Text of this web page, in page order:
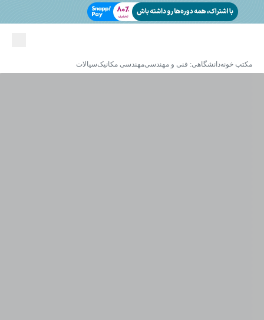
مکتب خونهدانشگاهی: فنی و مهندسیمهندسی مکانیکسیالات